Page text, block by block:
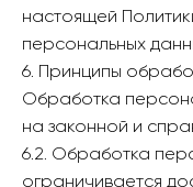
настоящей
персональных
6. Принципы
Обработка
на законной и
6.2. Обработка
ограничивается